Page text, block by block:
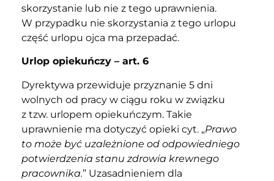
skorzystanie lub nie z tego uprawnienia.
W przypadku nie skorzystania z tego urlopu
część urlopu ojca ma przepadać.
Urlop opiekuńczy – art. 6
Dyrektywa przewiduje przyznanie 5 dni
wolnych od pracy w ciągu roku w związku
z tzw. urlopem opiekuńczym. Takie
uprawnienie ma dotyczyć opieki cyt. „Prawo
to może być uzależnione od odpowiedniego
potwierdzenia stanu zdrowia krewnego
pracownika.” Uzasadnieniem dla